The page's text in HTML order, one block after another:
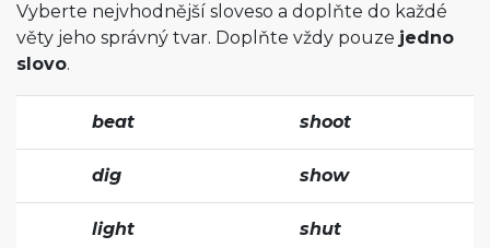
Vyberte nejvhodnější sloveso a doplňte do každé
věty jeho správný tvar. Doplňte vždy pouze jedno
slovo.
beat shoot
dig show
light shut